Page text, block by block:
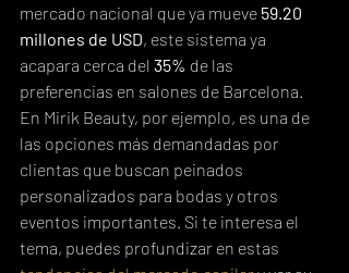
mercado nacional que ya mueve 59.20
millones de USD, este sistema ya
acapara cerca del 35% de las
preferencias en salones de Barcelona.
En Mirik Beauty, por ejemplo, es una de
las opciones más demandadas por
clientas que buscan peinados
personalizados para bodas y otros
eventos importantes. Si te interesa el
tema, puedes profundizar en estas